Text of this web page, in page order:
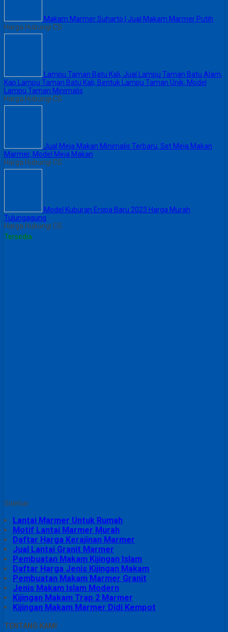
Makam Marmer Suharto | Jual Makam Marmer Putih
Harga Hubungi CS
Lampu Taman Batu Kali, Jual Lampu Taman Batu Alam,
Kap Lampu Taman Batu Kali, Bentuk Lampu Taman Unik, Model
Lampu Taman Minimalis
Harga Hubungi CS
Jual Meja Makan Minimalis Terbaru, Set Meja Makan
Marmer, Model Meja Makan
Harga Hubungi CS
Model Kuburan Eropa Baru 2023 Harga Murah
Tulungagung
Harga Hubungi CS
Tersedia
Sidebar
Lantai Marmer Untuk Rumah
Motif Lantai Marmer Murah
Daftar Harga Kerajinan Marmer
Jual Lantai Granit Marmer
Pembuatan Makam Kijingan Islam
Daftar Harga Jenis Kijingan Makam
Pembuatan Makam Marmer Granit
Jenis Makam Islam Modern
Kijingan Makam Trap 2 Marmer
Kijingan Makam Marmer Didi Kempot
TENTANG KAMI